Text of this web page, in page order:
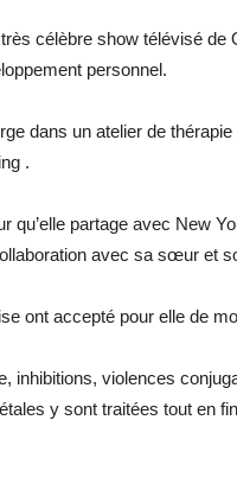
célèbre show télévisé de
personnel.
dans un atelier de
.
qu’elle partage avec New
avec sa sœur et
ont accepté pour elle de
inhibitions, violences
y sont traitées tout en